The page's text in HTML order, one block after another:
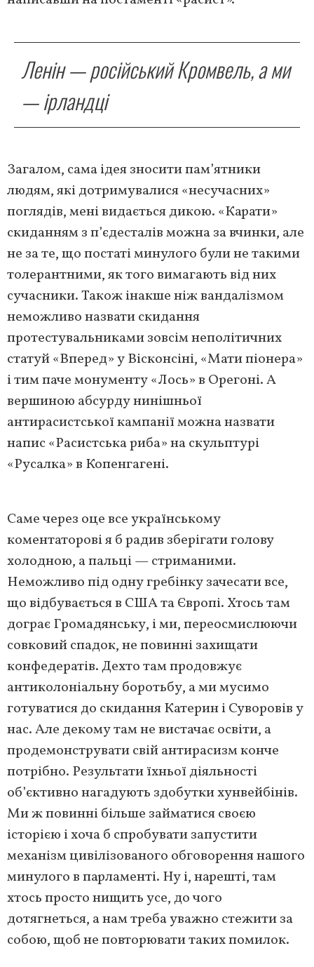
Ленін — російський Кромвель, а ми
— ірландці
Загалом, сама ідея зносити пам’ятники
людям, які дотримувалися «несучасних»
поглядів, мені видається дикою. «Карати»
скиданням з п’єдесталів можна за вчинки, але
не за те, що постаті минулого були не такими
толерантними, як того вимагають від них
сучасники. Також інакше ніж вандалізмом
неможливо назвати скидання
протестувальниками зовсім неполітичних
статуй «Вперед» у Вісконсіні, «Мати піонера»
і тим паче монументу «Лось» в Орегоні. А
вершиною абсурду нинішньої
антирасистської кампанії можна назвати
напис «Расистська риба» на скульптурі
«Русалка» в Копенгагені.
Саме через оце все українському
коментаторові я б радив зберігати голову
холодною, а пальці — стриманими.
Неможливо під одну гребінку зачесати все,
що відбувається в США та Європі. Хтось там
дограє Громадянську, і ми, переосмислюючи
совковий спадок, не повинні захищати
конфедератів. Дехто там продовжує
антиколоніальну боротьбу, а ми мусимо
готуватися до скидання Катерин і Суворовів у
нас. Але декому там не вистачає освіти, а
продемонструвати свій антирасизм конче
потрібно. Результати їхньої діяльності
об’єктивно нагадують здобутки хунвейбінів.
Ми ж повинні більше займатися своєю
історією і хоча б спробувати запустити
механізм цивілізованого обговорення нашого
минулого в парламенті. Ну і, нарешті, там
хтось просто нищить усе, до чого
дотягнеться, а нам треба уважно стежити за
собою, щоб не повторювати таких помилок.